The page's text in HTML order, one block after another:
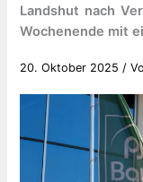
Landshut nach
Wochenende mit
20. Oktober 2025 /